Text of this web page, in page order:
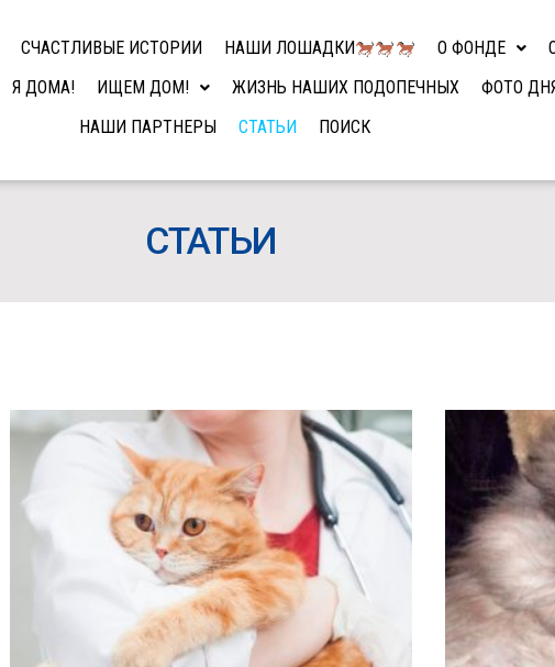
СЧАСТЛИВЫЕ ИСТОРИИ НАШИ ЛОШАДКИ О ФОНДЕ
Я ДОМА! ИЩЕМ ДОМ! ЖИЗНЬ НАШИХ ПОДОПЕЧНЫХ
ФОТО
НАШИ ПАРТНЕРЫ
СТАТЬИ ПОИСК
СТАТЬИ